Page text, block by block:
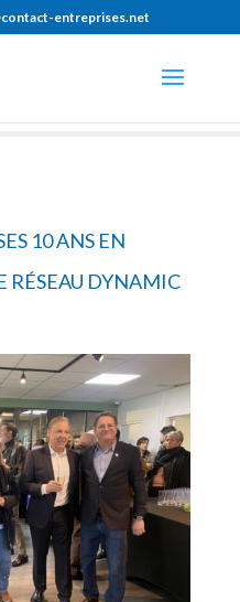
entreprises.net
10 ANS EN
RÉSEAU DYNAMIC